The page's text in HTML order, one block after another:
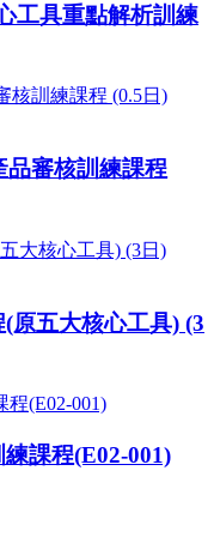
工具重點解析訓練
品審核訓練課程
(原五大核心工具) (3
課程(E02-001)